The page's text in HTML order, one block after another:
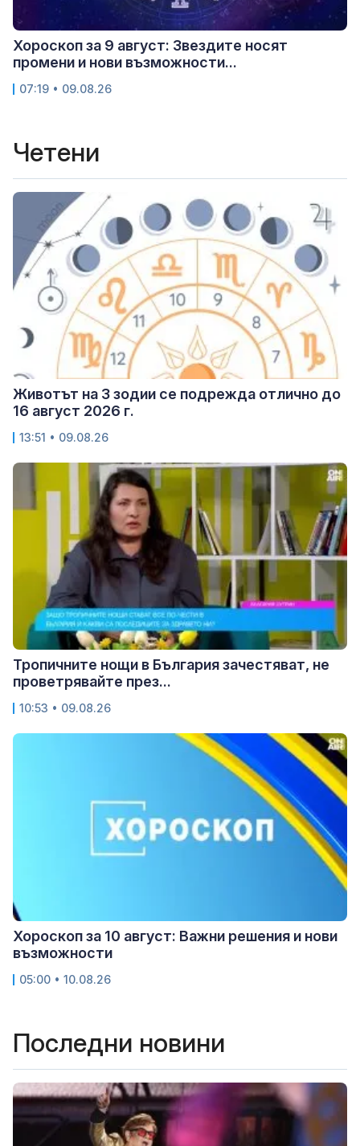
Хороскоп за 9 август: Звездите носят
промени и нови възможности...
07:19 • 09.08.26
Четени
Животът на 3 зодии се подрежда отлично до
16 август 2026 г.
13:51 • 09.08.26
Тропичните нощи в България зачестяват, не
проветрявайте през...
10:53 • 09.08.26
Хороскоп за 10 август: Важни решения и нови
възможности
05:00 • 10.08.26
Последни новини